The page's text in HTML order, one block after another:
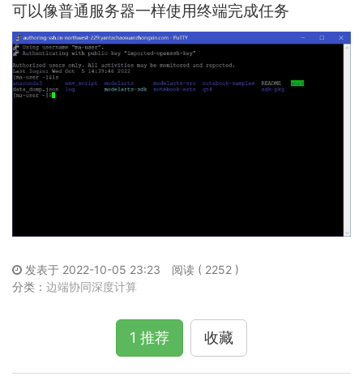
可以像普通服务器一样使用终端完成任务
发表于 2022-10-05 23:23
阅读 ( 2252 )
分类： 边端协同深度计算
1 推荐 收藏